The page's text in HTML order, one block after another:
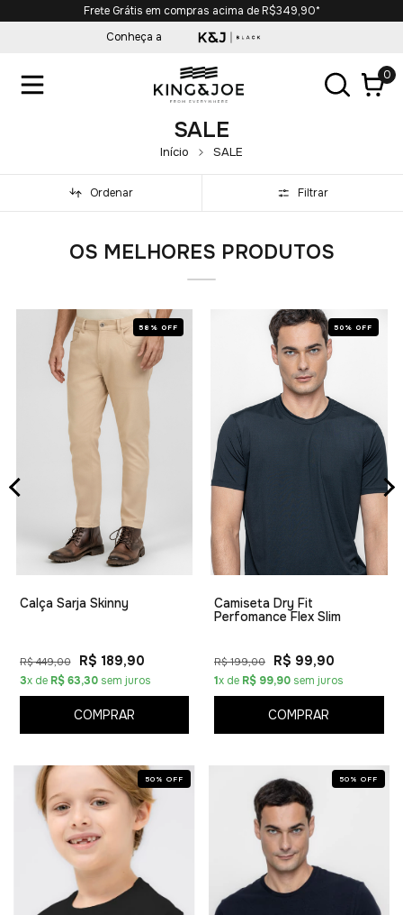
Primeira compra com 10% OFF. Cupom: PRIMEIRACOMPRA
Conheça a
0
SALE
Início SALE
Ordenar Filtrar
OS MELHORES PRODUTOS
58% OFF
Calça Sarja Skinny
R$ 449,00 R$ 189,90
3x de R$ 63,30sem juros
COMPRAR
50% OFF
Camiseta Dry Fit
Perfomance Flex Slim
R$ 199,00 R$ 99,90
1x de R$ 99,90 sem juros
COMPRAR
50 % OFF 50 % OFF